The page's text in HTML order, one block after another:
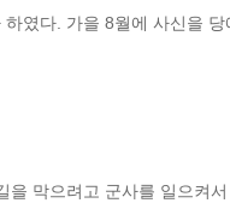
였다. 가을 8월에 사신을
막으려고 군사를 일으켜